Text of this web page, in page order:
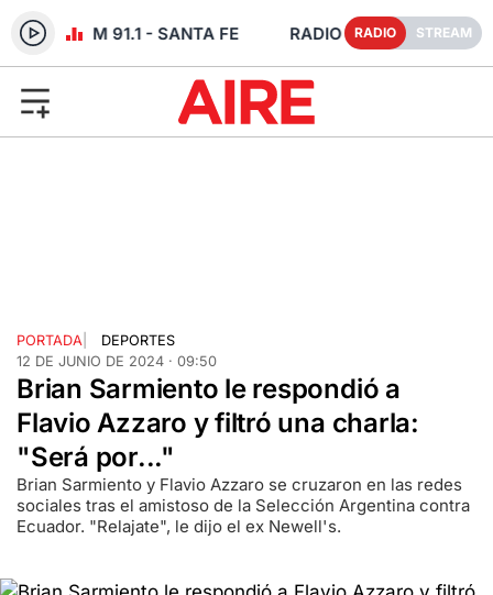
EN VIVO FM 91.1 - SANTA FE RADIO STREAM
PORTADA
DEPORTES
12 DE JUNIO DE 2024 · 09:50
Brian Sarmiento le respondió a
Flavio Azzaro y filtró una charla:
"Será por..."
Brian Sarmiento y Flavio Azzaro se cruzaron en las redes
sociales tras el amistoso de la Selección Argentina contra
Ecuador. "Relajate", le dijo el ex Newell's.